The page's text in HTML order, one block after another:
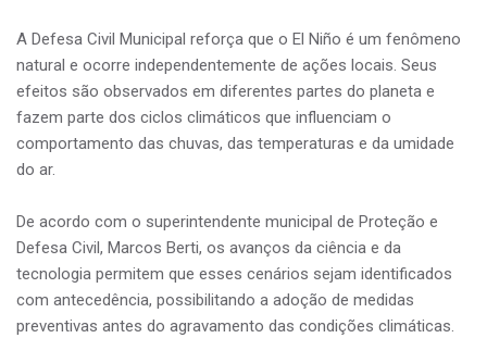
A Defesa Civil Municipal reforça que o El Niño é um fenômeno
natural e ocorre independentemente de ações locais. Seus
efeitos são observados em diferentes partes do planeta e
fazem parte dos ciclos climáticos que influenciam o
comportamento das chuvas, das temperaturas e da umidade
do ar.
De acordo com o superintendente municipal de Proteção e
Defesa Civil, Marcos Berti, os avanços da ciência e da
tecnologia permitem que esses cenários sejam identificados
com antecedência, possibilitando a adoção de medidas
preventivas antes do agravamento das condições climáticas.